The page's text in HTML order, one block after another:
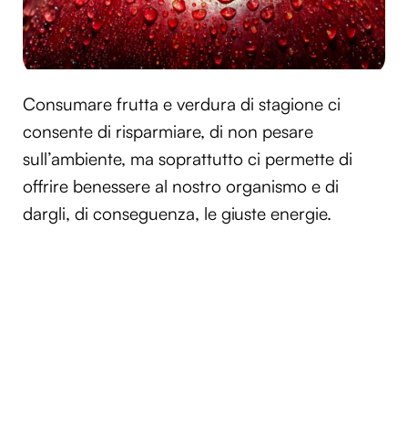
Consumare frutta e verdura di stagione ci
consente di risparmiare, di non pesare
sull’ambiente, ma soprattutto ci permette di
offrire benessere al nostro organismo e di
dargli, di conseguenza, le giuste energie.